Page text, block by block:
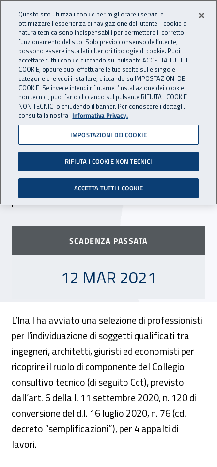
INAIL - Istituto Nazionale
Apri cerca
Navigazione principale
Navigazione - Ti trovi in:
Home Inail comunica Scadenze Scadenza
Selezione comparativa:
professionisti per la
composizione di collegi
consultivi tecnici
Scade il 12 marzo 2021 il termine per la
presentazione delle domande.
SCADENZA PASSATA
12 MARZO 2021
12 MAR 2021
L’Inail ha avviato una selezione di professionisti
per l’individuazione di soggetti qualificati tra
ingegneri, architetti, giuristi ed economisti per
ricoprire il ruolo di componente del Collegio
consultivo tecnico (di seguito Cct), previsto
dall’art. 6 della l. 11 settembre 2020, n. 120 di
conversione del d.l. 16 luglio 2020, n. 76 (cd.
decreto “semplificazioni”), per 4 appalti di
lavori.
Questo sito utilizza i cookie per migliorare i servizi e
ottimizzare l’esperienza di navigazione dell’utente. I cookie di
natura tecnica sono indispensabili per permettere il corretto
funzionamento del sito. Solo previo consenso dell’utente,
possono essere installati ulteriori tipologie di cookie. Puoi
accettare tutti i cookie cliccando sul pulsante ACCETTA TUTTI I
COOKIE, oppure puoi effettuare le tue scelte sulle singole
categorie che vuoi installare, cliccando su IMPOSTAZIONI DEI
COOKIE. Se invece intendi rifiutarne l’installazione dei cookie
non tecnici, puoi farlo cliccando sul pulsante RIFIUTA I COOKIE
NON TECNICI o chiudendo il banner. Per conoscere i dettagli,
consulta la nostra Informativa Privacy.
IMPOSTAZIONI DEI COOKIE
RIFIUTA I COOKIE NON TECNICI
ACCETTA TUTTI I COOKIE